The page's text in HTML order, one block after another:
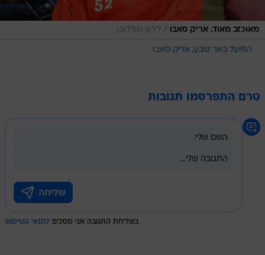
מאוכזב מאוד. אריק סאבו / לירון מולדובן
הפועל באר שבע אריק סאבו
טרם התפרסמו תגובות
בשליחת התגובה אני מסכים לתנאי השימוש